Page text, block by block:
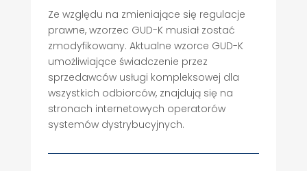
Ze względu na zmieniające się regulacje
prawne, wzorzec GUD-K musiał zostać
zmodyfikowany. Aktualne wzorce GUD-K
umożliwiające świadczenie przez
sprzedawców usługi kompleksowej dla
wszystkich odbiorców, znajdują się na
stronach internetowych operatorów
systemów dystrybucyjnych.